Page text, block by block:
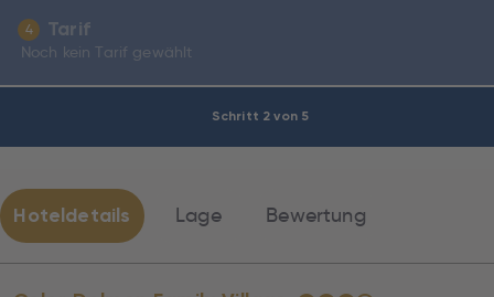
Schritt 2 von 5
4 Tarif
Noch kein Tarif gewählt
Hoteldetails Lage Bewertung